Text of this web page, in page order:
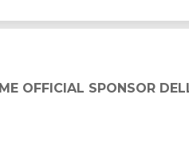
STRAMILANO 2026
OFFICIAL SPONSOR